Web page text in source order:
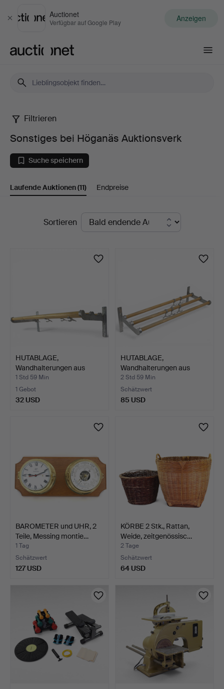
Schließen
Auctionet
Verfügbar auf Google Play Anzeigen
Sonstiges
bei
Höganäs
Auktionsverk
Filtrieren
Sonstiges bei Höganäs Auktionsverk
Suche speichern
Laufende Auktionen(11) Endpreise
LaufendeSortieren
HUTABLAGE,
Wandhalterungen aus
Aluminium, …
1 Std 59 Min
1 Gebot
32 USD
HUTABLAGE,
Wandhalterungen aus
Aluminium, …
2 Std 59 Min
Schätzwert
85 USD
BAROMETER und UHR, 2
Teile, Messing montie…
1 Tag
Schätzwert
127 USD
KÖRBE 2 Stk., Rattan,
Weide, zeitgenössisc…
2 Tage
Schätzwert
64 USD